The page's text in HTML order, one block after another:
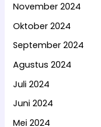
November 2024
Oktober 2024
September 2024
Agustus 2024
Juli 2024
Juni 2024
Mei 2024